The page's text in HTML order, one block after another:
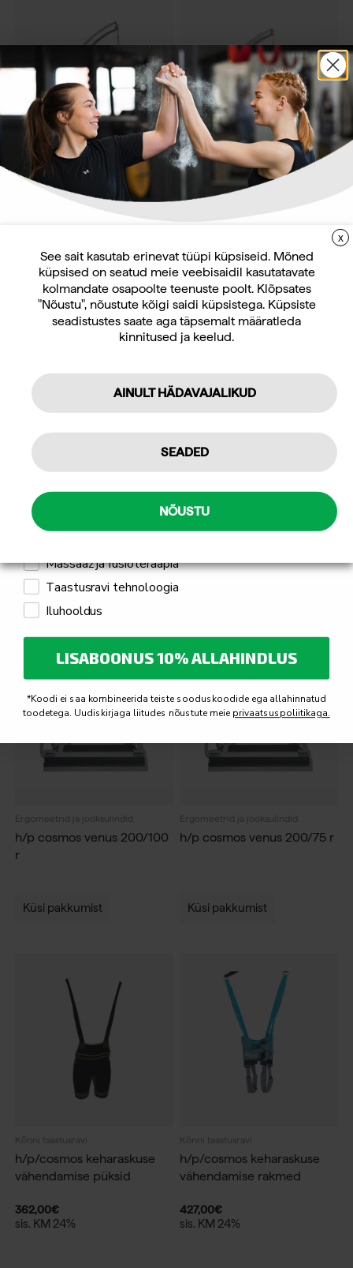
Ergomeetrid ja jooksulindid
h/p cosmos turvakaar 125
koos rakmete ja rinnavööga
Küsi pakkumist
Ergomeetrid ja jooksulindid
h/p cosmos turvakaar 50
koos rakmete ja rinnavööga
Küsi pakkumist
Ergomeetrid ja jooksulindid
h/p cosmos turvakaar 75
koos rakmete ja rinnavööga
Küsi pakkumist
h/p cosmos venus 200/100
Ergomeetrid ja jooksulindid
h/p cosmos venus 200/100
r
Küsi pakkumist
Ergomeetrid ja jooksulindid
h/p cosmos venus 200/75 r
Küsi pakkumist
Kõnni taastusravi
h/p/cosmos keharaskuse
vähendamise püksid
362,00€
sis. KM 24%
Kõnni taastusravi
h/p/cosmos keharaskuse
vähendamise rakmed
427,00€
sis. KM 24%
X
See sait kasutab erinevat tüüpi küpsiseid. Mõned
küpsised on seatud meie veebisaidil kasutatavate
kolmandate osapoolte teenuste poolt. Klõpsates
"Nõustu", nõustute kõigi saidi küpsistega. Küpsiste
seadistustes saate aga täpsemalt määratleda
kinnitused ja keelud.
AINULT HÄDAVAJALIKUD
SEADED
NÕUSTU
LIITUGE UUDISKIRJAGA
Uudiskirja tellijana saate jooksvat teavet ja
pakkumisi teid huvitavate küsimuste kohta
ning 10% allahindlust oma esimeselt veebipoe
tellimuselt.
Isiklikuks kasutamiseks
Professionaalseks kasutamiseks
Mulle pakub huvi
Massaaž ja füsioteraapia
Taastusravi tehnoloogia
Iluhooldus
LISABOONUS 10% ALLAHINDLUS
*Koodi ei saa kombineerida teiste sooduskoodide ega allahinnatud
toodetega. Uudiskirjaga liitudes nõustute meie privaatsuspoliitikaga.